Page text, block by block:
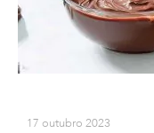
17 outubro 2023